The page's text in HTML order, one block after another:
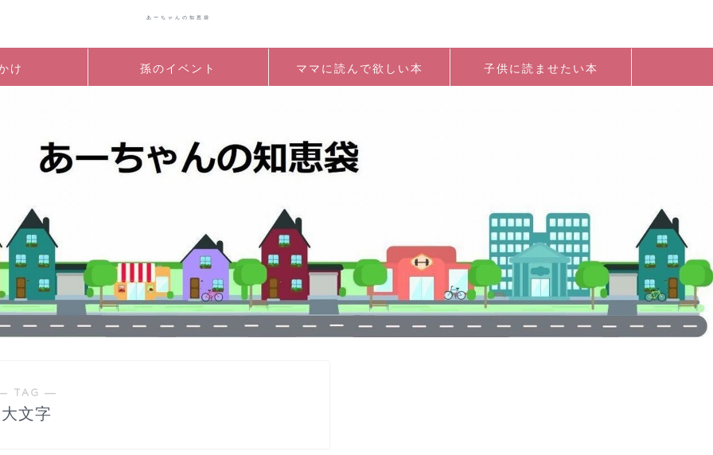
あーちゃんの知恵袋
け 孫のイベント ママに読んで欲しい本 子供に読ませたい本
TAG ―
大文字